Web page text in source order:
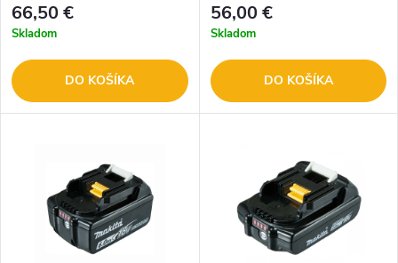
66,50 €
Skladom
DO KOŠÍKA
56,00 €
Skladom
DO KOŠÍKA